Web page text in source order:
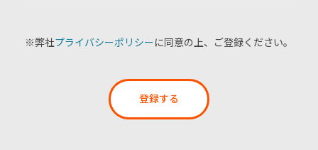
※弊社プライバシーポリシーに同意の上、ご登録ください。
登録する